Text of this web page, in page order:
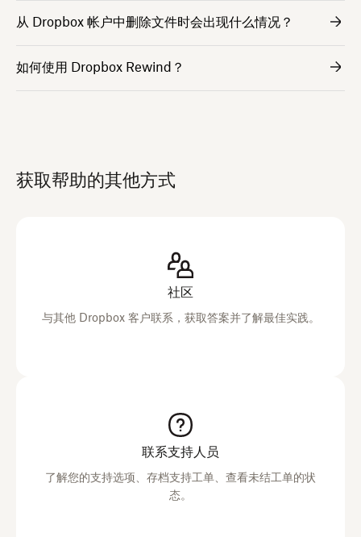
从 Dropbox 帐户中删除文件时会出现什么情况？
如何使用 Dropbox Rewind？
获取帮助的其他方式
社区
与其他 Dropbox 客户联系，获取答案并了解最佳实践。
联系支持人员
了解您的支持选项、存档支持工单、查看未结工单的状
态。